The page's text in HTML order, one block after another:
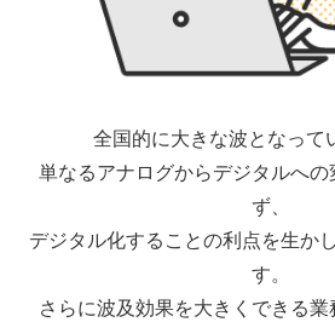
全国的に大きな波となって
単なるアナログからデジタルへ
ず、
デジタル化することの利点を生か
す。
さらに波及効果を大きくできる